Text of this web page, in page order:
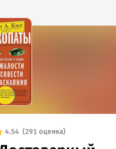
4.54 (291 оценка)